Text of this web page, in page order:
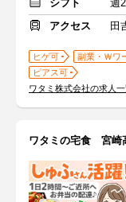
シフト
週
アクセス
田
ヒゲ可 副業・Ｗワ
ピアス可
ワタミ株式会社の求人
ワタミの宅食 宮崎